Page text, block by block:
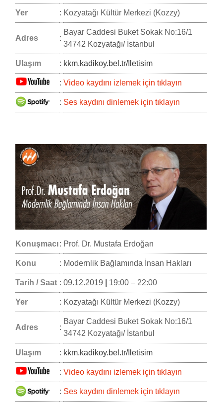
Yer : Kozyatağı Kültür Merkezi (Kozzy)
Adres :
Bayar Caddesi Buket Sokak No:16/1
34742 Kozyatağı/ İstanbul
Ulaşım : kkm.kadikoy.bel.tr/Iletisim
: Video kaydını izlemek için tıklayın
: Ses kaydını dinlemek için tıklayın
Konuşmacı: Prof. Dr. Mustafa Erdoğan
Konu : Modernlik Bağlamında İnsan Hakları
Tarih / Saat : 09.12.2019 19:00 – 22:00
Yer : Kozyatağı Kültür Merkezi (Kozzy)
Adres :
Bayar Caddesi Buket Sokak No:16/1
34742 Kozyatağı/ İstanbul
Ulaşım : kkm.kadikoy.bel.tr/Iletisim
: Video kaydını izlemek için tıklayın
: Ses kaydını dinlemek için tıklayın